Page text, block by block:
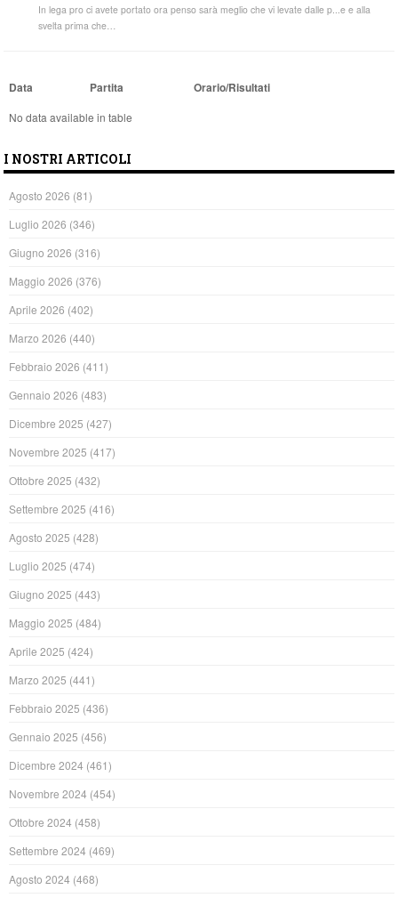
In lega pro ci avete portato ora penso sarà meglio che vi levate dalle p...e e alla
svelta prima che…
Data Partita Orario/Risultati
No data available in table
I NOSTRI ARTICOLI
Agosto 2026 (81)
Luglio 2026 (346)
Giugno 2026 (316)
Maggio 2026 (376)
Aprile 2026 (402)
Marzo 2026 (440)
Febbraio 2026 (411)
Gennaio 2026 (483)
Dicembre 2025 (427)
Novembre 2025 (417)
Ottobre 2025 (432)
Settembre 2025 (416)
Agosto 2025 (428)
Luglio 2025 (474)
Giugno 2025 (443)
Maggio 2025 (484)
Aprile 2025 (424)
Marzo 2025 (441)
Febbraio 2025 (436)
Gennaio 2025 (456)
Dicembre 2024 (461)
Novembre 2024 (454)
Ottobre 2024 (458)
Settembre 2024 (469)
Agosto 2024 (468)